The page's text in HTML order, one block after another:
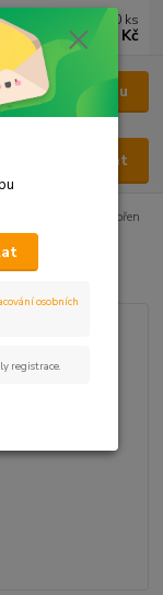
Menu
Hledat
0 ks
0 Kč
Nátržník kořen
osobních
registrace.